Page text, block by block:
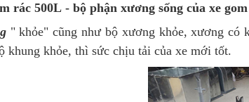
rác 500L - bộ phận xương sống của xe gom
" khỏe" cũng như bộ xương khỏe, xương có
khung khỏe, thì sức chịu tải của xe mới tốt.